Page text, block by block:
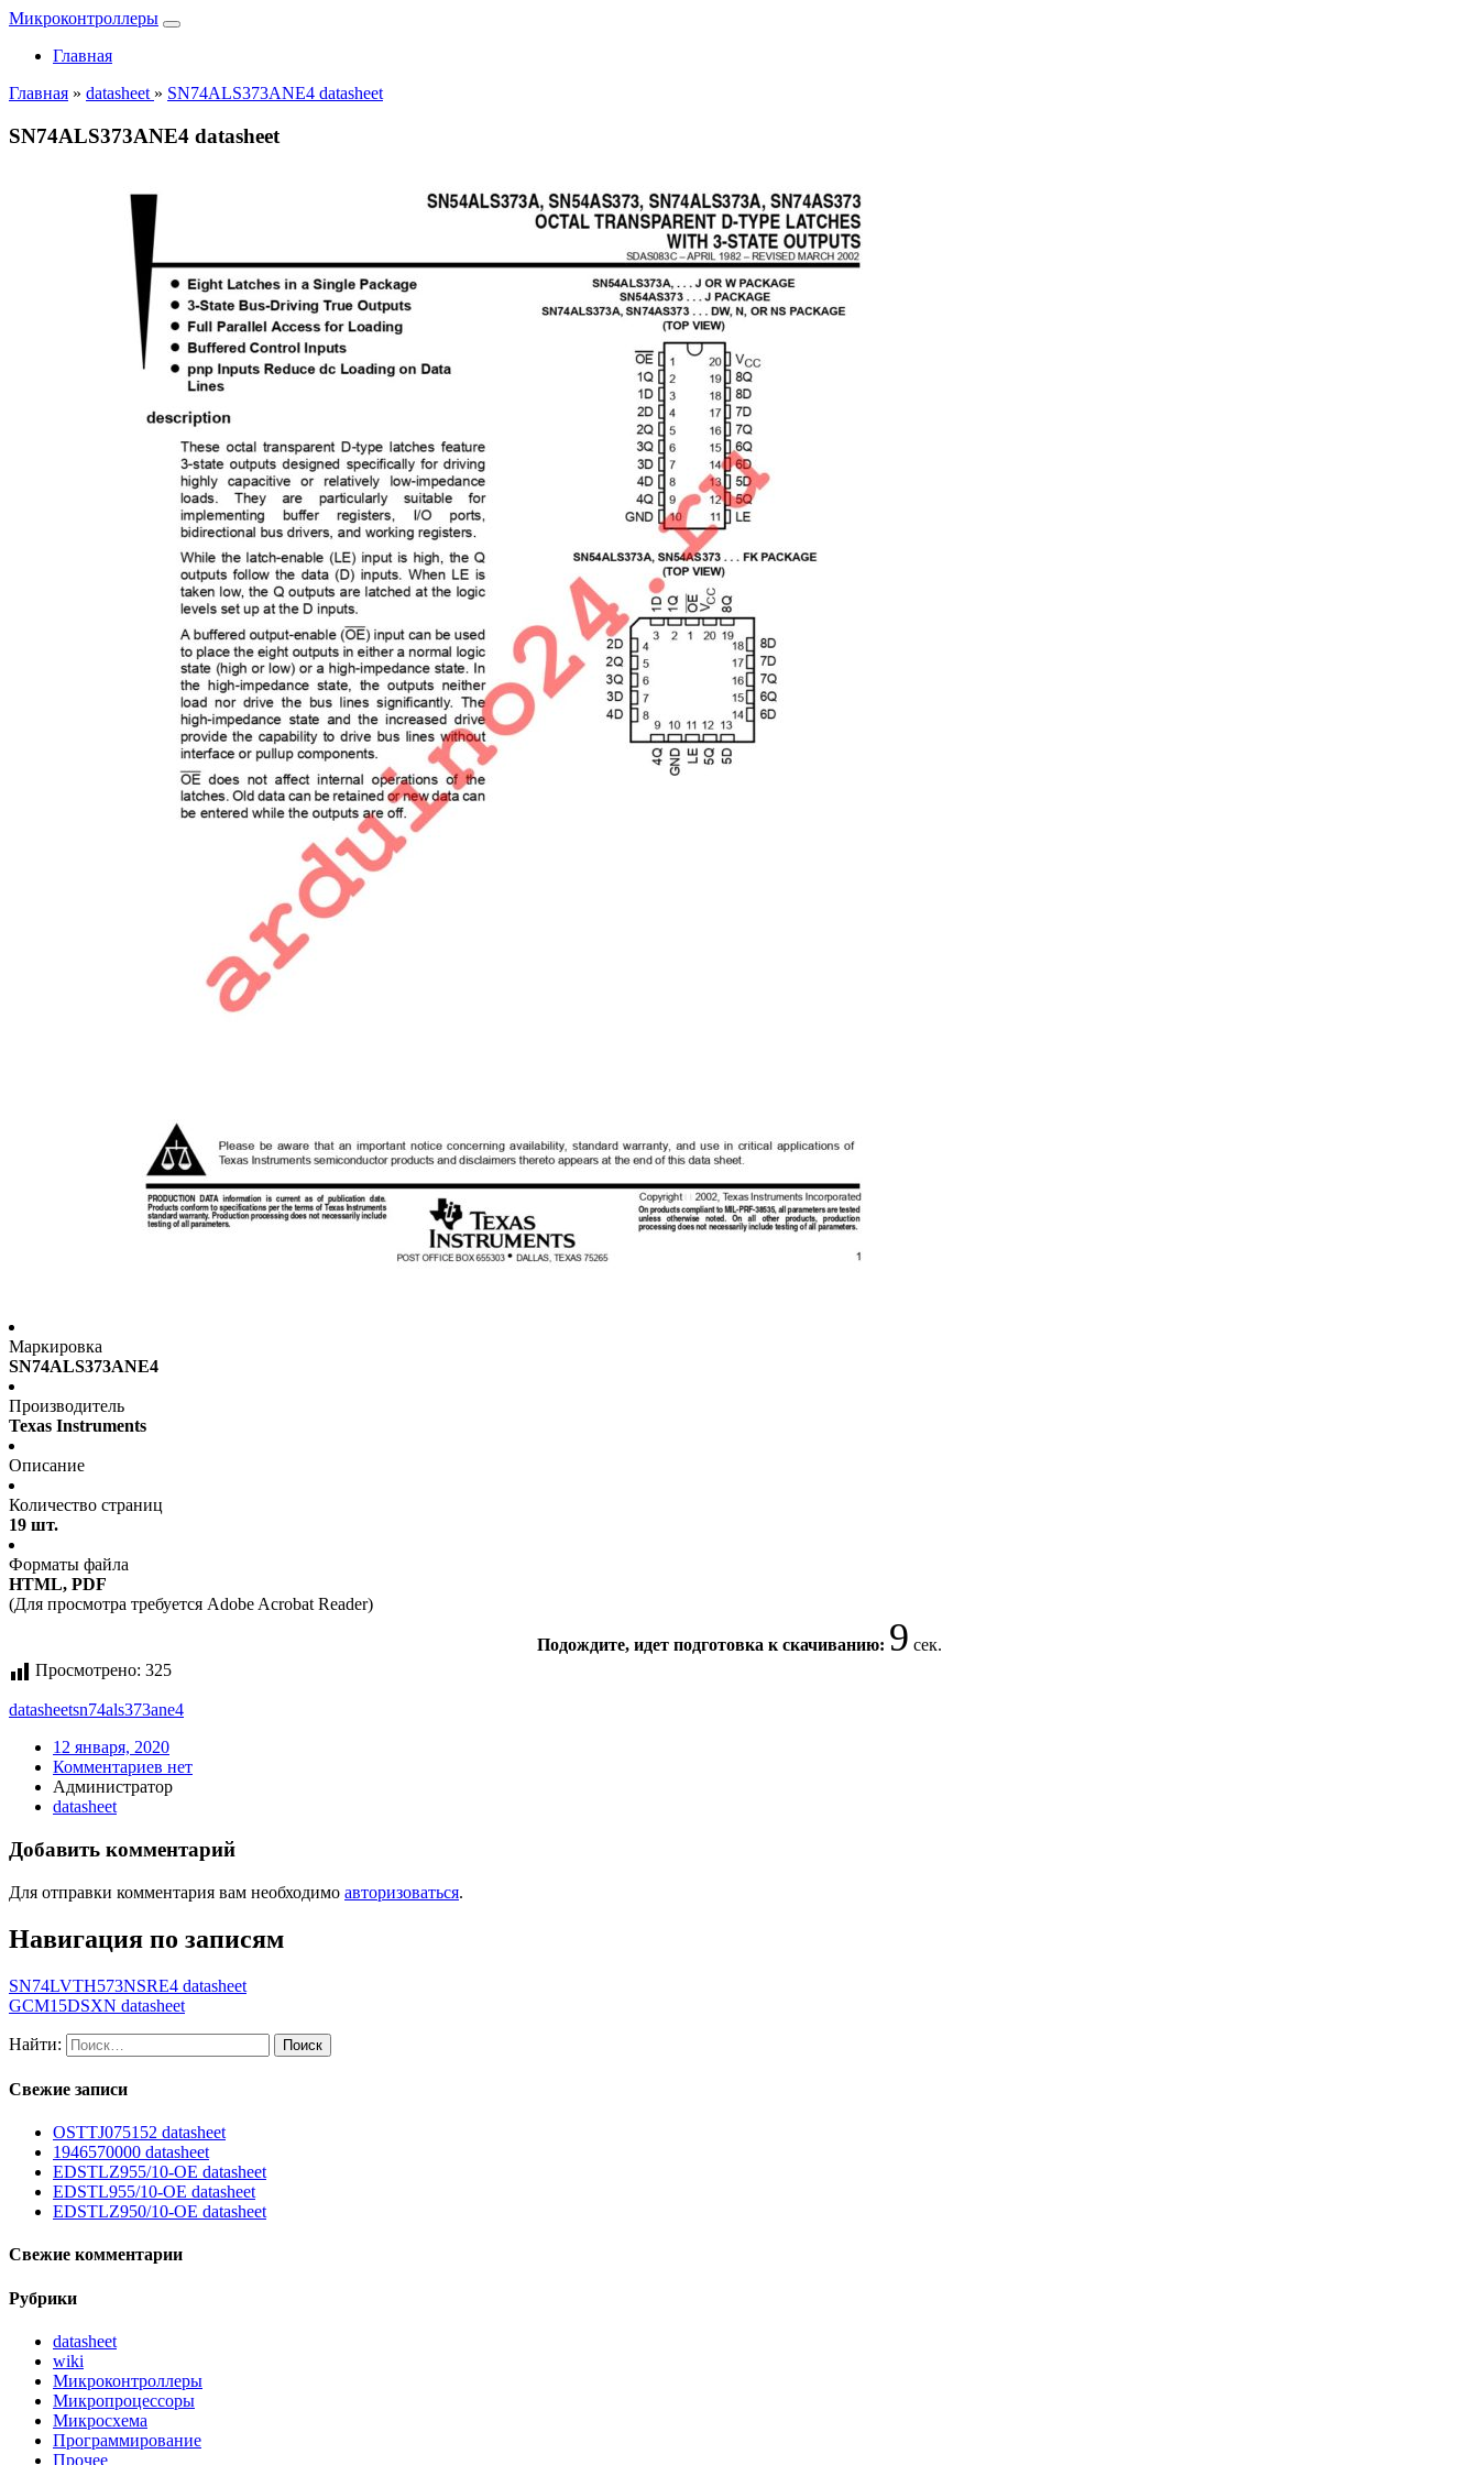
Микроконтроллеры
Главная
Главная » datasheet » SN74ALS373ANE4 datasheet
SN74ALS373ANE4 datasheet
Маркировка
SN74ALS373ANE4
Производитель
Texas Instruments
Описание
Количество страниц
19 шт.
Форматы файла
HTML, PDF
(Для просмотра требуется Adobe Acrobat Reader)
Подождите, идет подготовка к скачиванию: 9 сек.
Просмотрено: 325
datasheetsn74als373ane4
12 января, 2020
Комментариев нет
Администратор
datasheet
Добавить комментарий
Для отправки комментария вам необходимо авторизоваться.
Навигация по записям
SN74LVTH573NSRE4 datasheet
GCM15DSXN datasheet
Найти:
Свежие записи
OSTTJ075152 datasheet
1946570000 datasheet
EDSTLZ955/10-OE datasheet
EDSTL955/10-OE datasheet
EDSTLZ950/10-OE datasheet
Свежие комментарии
Рубрики
datasheet
wiki
Микроконтроллеры
Микропроцессоры
Микросхема
Программирование
Прочее